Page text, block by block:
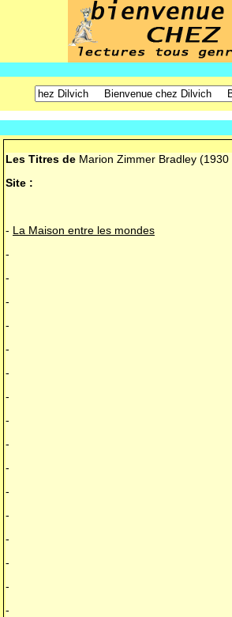
Les Titres de Marion Zimmer Bradley (1930
Site :
- La Maison entre les mondes
-
-
-
-
-
-
-
-
-
-
-
-
-
-
-
-